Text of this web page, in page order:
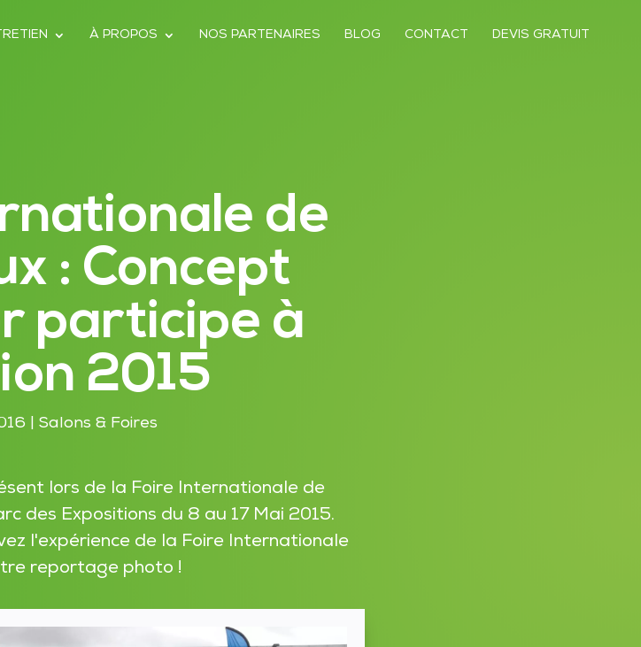
À PROPOS NOS PARTENAIRES BLOG CONTACT DEVIS GRATUIT
de
: Concept
participe à
2015
Salons & Foires
lors de la Foire Internationale de
des Expositions du 8 au 17 Mai 2015.
l'expérience de la Foire Internationale
reportage photo !